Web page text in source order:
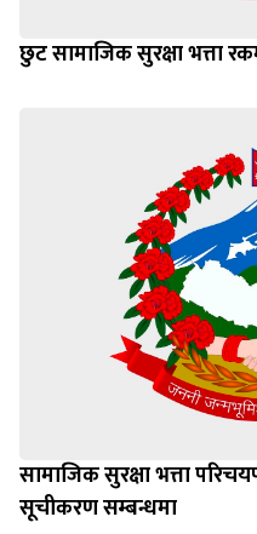
छुट सामाजिक सुरक्षा भत्ता
सामाजिक सुरक्षा भत्ता
सूचीकरण सम्बन्धमा